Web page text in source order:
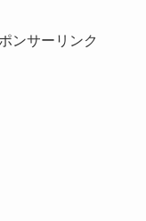
ンサーリンク